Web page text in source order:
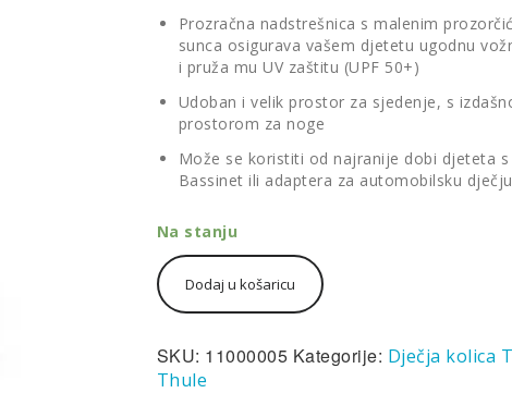
Prozračna nadstrešnica s malenim
sunca osigurava vašem djetetu ugodnu
i pruža mu UV zaštitu (UPF 50+)
Udoban i velik prostor za sjedenje, s
prostorom za noge
Može se koristiti od najranije dobi djeteta
Bassinet ili adaptera za automobilsku
Na stanju
Thule
Sleek
plava
kolica
količina
Dodaj u košaricu
SKU: 11000005 Kategorije: Dječja kolica
Thule